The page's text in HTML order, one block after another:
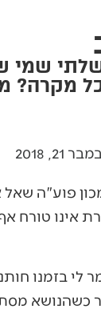
שמי
מקרה?
21, 2018
פוע"ה שאל
אינו טורח
לי בזמנו
כשהנושא